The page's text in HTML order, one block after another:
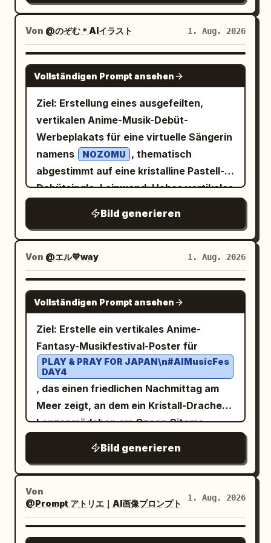
aufgerissene Augen, Rauchwirbel um
Panel 6 caption: “6. (10–12s) Magical
Surprise” with subcaption “It sneezes!
Instead of fire, a HUGE burst of rainbow
flames explodes out!” Bild:
Seitenansicht des Drachen, der einen
massiven, funkelnden Regenbogenstrahl
niest, helle gesättigte Farben, glitzernde
Glut. Panel 7 caption: “7. (12–14s)
Wonder” with subcaption “Animals stare
in amazement as the rainbow flames
light up the whole forest.” Bild: weitere
Mitte, umgeben von genau 5 sichtbaren
Waldtieren, die ehrfürchtig zuschauen:
ein Hase, ein Eichhörnchen, ein junges
Reh, ein Igel und ein kleiner Vogel.
Regenbogenfeuer wölbt sich über ihnen
durch die Bäume. Panel 8 caption: “8.
(14–15s) Happy Ending” with subcaption
“The dragon laughs with joy as a tiny
rainbow flame dances above its nose.
Everyone celebrates!” Bild: fröhliche
Nahaufnahme des Drachen, der mit
eine winzige Regenbogenflamme tanzt
über seiner Nase, jubelnde Waldtiere im
Hintergrund verschwommen. Visueller
Stil: Cineastische 3D-Animation,
niedliche Pixar-artige
Charaktergestaltung, detaillierte
Ordne die Informationen wie auf einer
professionell publizierten Seite eines
Wörterbuchs für Lernende an:
Aussprachezeile, klare Definitionen,
hervorgehobene Beispielsätze und
sauber gruppierte Lernmodule. Nutze
großzügige Weißräume. Verwende reine
Flat-Farben und klare Linienführung.
Keine Verläufe, Schatten, 3D-Effekte,
Glanzeffekte, Fotorealismus, visuelle
Halte den gesamten Fließtext dunkel und
lesbar. Gib das bereitgestellte Englisch,
die IPA-Lautschrift und das vereinfachte
Chinesisch präzise wieder, ohne
zusätzlichen Text hinzuzufügen.
gerüschten Haarreif, einem schwarzen
Kleid mit Puffärmeln und weißen
Spitzenbesätzen, einer weißen Schürze,
einer kleinen grauen Schleife an der
Brust, einem mehrlagigen gerüschten
Strumpfhaltern und weißen
Manschetten. Verwende feine
Linienführung, weiches Cel-Shading,
zarte Rouge-Töne und einen niedlichen,
hochwertigen japanischen Anime-Stil
Stimmung. Die Komposition ist zentriert,
Ganzkörperaufnahme von Kopf bis zu
den Oberschenkeln/Füßen, die am
unteren Rand beschnitten sind, mit
auffälligen Rüschen und Spitze, jedoch
ohne explizite Nacktheit. Der
Hintergrund ist in einem sehr blassen
Pink gehalten, mit einem dünnen
dekorativen rechteckigen Rahmen in
Pink und genau 8 einfachen
Verzierungen: 4 geschwungene Ecken, 1
gestricheltes Herz oben links, 1 kleines
Herz unten rechts und 2 funkelnde
Sterne auf der rechten Seite. Nutze eine
klare, luftige Ästhetik, weiche
Beleuchtung, subtile Schatten, keinen
die allgemeine Farbpalette
Pink, Weiß, Schwarz und sanftes Grau
die einzigartigen Merkmale des
Charakters bei. - Folge der Komposition,
den Symbolen, Requisiten, Posen und
der Weltanschauung des Rider-Waite-
Tarots. - Ändere das Outfit. - Gestalte
den Hintergrund fantastisch passend
zur Bedeutung der Karte. -
Hochauflösende Fantasy-Illustration. -
Luxuriöses Design, das Jugendstil und
gotische Fantasy vereint. - Vertikales
Seitenverhältnis von 2:3. - Komposition,
die die gesamte Karte zeigt.
[Kartendesign] - Luxuriöser goldener
Zierrahmen. - Römische Ziffern oben (0-
XXI). - Englischer Kartenname unten. -
Verzierungen, die feine Schnitzereien,
Sterne, Mond, Pflanzen und Edelsteine
kombinieren. - Insgesamt mystische und
Keywords] Meisterwerk, beste Qualität,
ultra-detailliert, hochdetailliert, Fantasy-
Illustration, magische Atmosphäre,
filmische Beleuchtung, kompliziertes
Goldornament, Tarotkarten-Stil,
holografisches Folien-Finish,
Lichtbrechung, geprägte Goldfolie,
reflektierende Edelstein-Highlights.
Von @のぞむ＊AIイラスト 1. Aug. 2026
GPT IMAGE 2
Vollständigen Prompt ansehen
Ziel: Erstellung eines ausgefeilten,
vertikalen Anime-Musik-Debüt-
Werbeplakats für eine virtuelle Sängerin
namens
NOZOMU
, thematisch
abgestimmt auf eine kristalline Pastell-
Debütsingle. Leinwand: Hohes vertikales
luftiger weißer Hintergrund mit blass-
himmelblauen, lavendelfarbenen und
rosafarbenen Verläufen. Verwenden Sie
ein glänzendes Idol-Werbelayout mit
durchscheinenden UI-Panels,
holografischen Splittern,
Glitzereffekten, Bokeh und weichen
Musikwellen-Grafiken. Hauptmotiv: Ein
einzelnes, wunderschönes Anime-
Mädchen, dargestellt von der Brust bis
zum Kopf, leicht über die Schulter zum
Betrachter gedreht. Sie hat flauschiges,
aschblondes/hellbeiges Haar, das zu
einem lockeren, tiefen seitlichen Dutt
Strähnen und langem Pony, großen
goldbraunen, funkelnden Augen, rosa
Rouge und einem zarten Ausdruck mit
leicht geöffnetem Mund. Fügen Sie links
Bild generieren
Von @エル💙way 1. Aug. 2026
GPT IMAGE 2
Vollständigen Prompt ansehen
Ziel: Erstelle ein vertikales Anime-
Fantasy-Musikfestival-Poster für
PLAY & PRAY FOR JAPAN\n#AIMusicFes
DAY4
, das einen friedlichen Nachmittag am
Meer zeigt, an dem ein Kristall-Drachen-
Lanzenmädchen am Ozean Gitarre
helle, hochauflösende Anime-
Illustration, unteres Drittel für
Typografie über hellem Sand reserviert.
Warmes tropisches Tageslicht, ruhige
und hoffnungsvolle Atmosphäre.
Bild generieren
Von
@Prompt アトリエ｜AI画像プロンプト
1. Aug. 2026
GPT IMAGE 2